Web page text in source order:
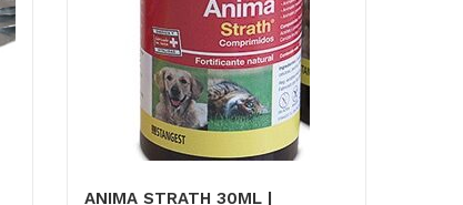
ANIMA STRATH 30ML |